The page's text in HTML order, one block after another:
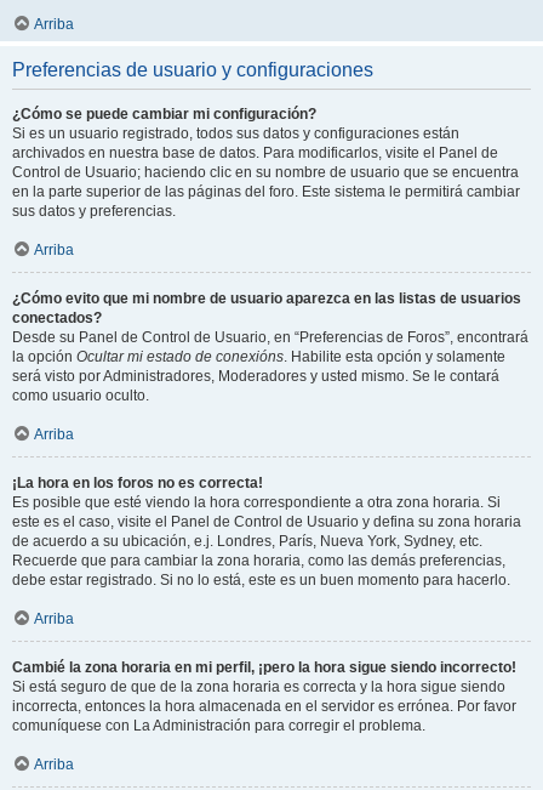
Arriba
Preferencias de usuario y configuraciones
¿Cómo se puede cambiar mi configuración?
Si es un usuario registrado, todos sus datos y configuraciones están
archivados en nuestra base de datos. Para modificarlos, visite el Panel de
Control de Usuario; haciendo clic en su nombre de usuario que se encuentra
en la parte superior de las páginas del foro. Este sistema le permitirá cambiar
sus datos y preferencias.
Arriba
¿Cómo evito que mi nombre de usuario aparezca en las listas de usuarios
conectados?
Desde su Panel de Control de Usuario, en “Preferencias de Foros”, encontrará
la opción Ocultar mi estado de conexións. Habilite esta opción y solamente
será visto por Administradores, Moderadores y usted mismo. Se le contará
como usuario oculto.
Arriba
¡La hora en los foros no es correcta!
Es posible que esté viendo la hora correspondiente a otra zona horaria. Si
este es el caso, visite el Panel de Control de Usuario y defina su zona horaria
de acuerdo a su ubicación, e.j. Londres, París, Nueva York, Sydney, etc.
Recuerde que para cambiar la zona horaria, como las demás preferencias,
debe estar registrado. Si no lo está, este es un buen momento para hacerlo.
Arriba
Cambié la zona horaria en mi perfil, ¡pero la hora sigue siendo incorrecto!
Si está seguro de que de la zona horaria es correcta y la hora sigue siendo
incorrecta, entonces la hora almacenada en el servidor es errónea. Por favor
comuníquese con La Administración para corregir el problema.
Arriba